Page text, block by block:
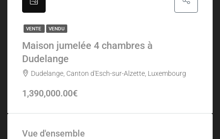
VENTE VENDU
Maison jumelée 4 chambres à
Dudelange
Dudelange, Canton d'Esch-sur-Alzette, Luxembourg
1,390,000.00€
Vue d'ensemble